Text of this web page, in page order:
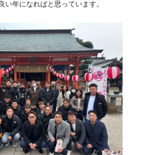
い年になればと思っています。